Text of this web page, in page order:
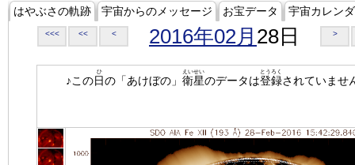
はやぶさの軌跡 宇宙からのメッセージ お宝データ 宇宙カレン
<<< << < 2016年02月 28日 >
♪この日
ひ
の「あけぼの」 衛星
えいせい
のデータは登録
とうろく
されていませ